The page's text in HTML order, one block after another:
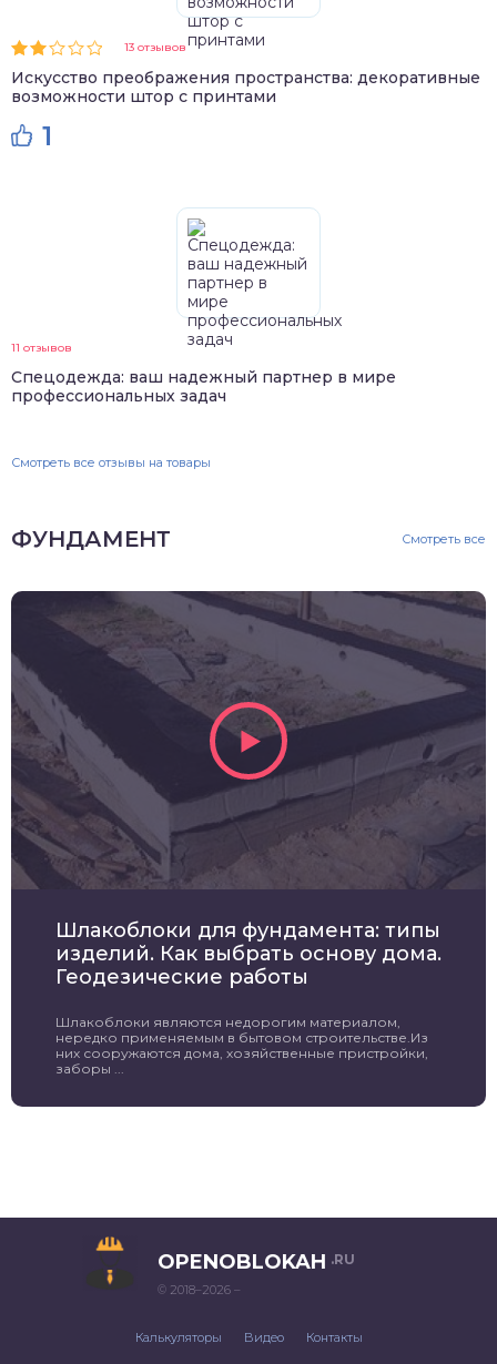
13 отзывов
Искусство преображения пространства: декоративные
возможности штор с принтами
1
11 отзывов
Спецодежда: ваш надежный партнер в мире
профессиональных задач
Смотреть все отзывы на товары
ФУНДАМЕНТ Смотреть все
Шлакоблоки для фундамента: типы
изделий. Как выбрать основу дома.
Геодезические работы
Шлакоблоки являются недорогим материалом,
нередко применяемым в бытовом строительстве.Из
них сооружаются дома, хозяйственные пристройки,
заборы ...
OPENOBLOKAH .RU
© 2018–2026 –
Калькуляторы Видео Контакты